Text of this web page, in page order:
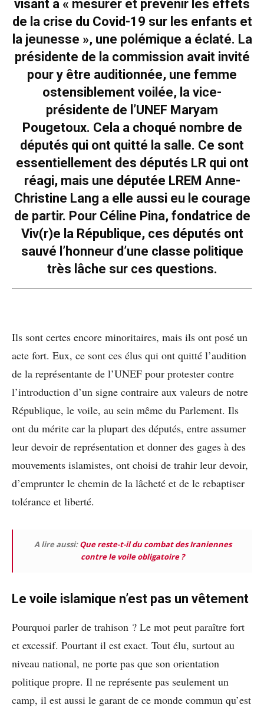
visant à « mesurer et prévenir les effets
de la crise du Covid-19 sur les enfants et
la jeunesse », une polémique a éclaté. La
présidente de la commission avait invité
pour y être auditionnée, une femme
ostensiblement voilée, la vice-
présidente de l’UNEF Maryam
Pougetoux. Cela a choqué nombre de
députés qui ont quitté la salle. Ce sont
essentiellement des députés LR qui ont
réagi, mais une députée LREM Anne-
Christine Lang a elle aussi eu le courage
de partir. Pour Céline Pina, fondatrice de
Viv(r)e la République, ces députés ont
sauvé l’honneur d’une classe politique
très lâche sur ces questions.
Ils sont certes encore minoritaires, mais ils ont posé un
acte fort. Eux, ce sont ces élus qui ont quitté l’audition
de la représentante de l’UNEF pour protester contre
l’introduction d’un signe contraire aux valeurs de notre
République, le voile, au sein même du Parlement. Ils
ont du mérite car la plupart des députés, entre assumer
leur devoir de représentation et donner des gages à des
mouvements islamistes, ont choisi de trahir leur devoir,
d’emprunter le chemin de la lâcheté et de le rebaptiser
tolérance et liberté.
A lire aussi:Que reste-t-il du combat des Iraniennes
contre le voile obligatoire ?
Le voile islamique n’est pas un vêtement
Pourquoi parler de trahison ? Le mot peut paraître fort
et excessif. Pourtant il est exact. Tout élu, surtout au
niveau national, ne porte pas que son orientation
politique propre. Il ne représente pas seulement un
camp, il est aussi le garant de ce monde commun qu’est